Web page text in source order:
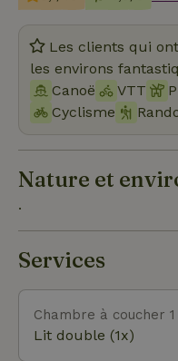
Les clients qui
les environs
Canoë
VTT
Cyclisme
Nature et
.
Services
Chambre à coucher 1
Lit double (1x)